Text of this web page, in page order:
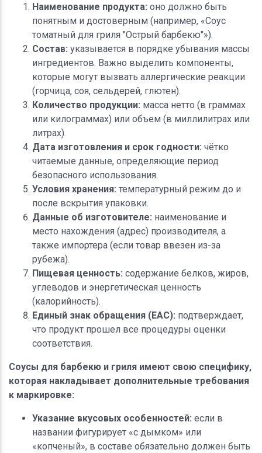
Наименование продукта: оно должно быть
понятным и достоверным (например, «Соус
томатный для гриля "Острый барбекю"»).
Состав: указывается в порядке убывания массы
ингредиентов. Важно выделить компоненты,
которые могут вызвать аллергические реакции
(горчица, соя, сельдерей, глютен).
Количество продукции: масса нетто (в граммах
или килограммах) или объем (в миллилитрах или
литрах).
Дата изготовления и срок годности: чётко
читаемые данные, определяющие период
безопасного использования.
Условия хранения: температурный режим до и
после вскрытия упаковки.
Данные об изготовителе: наименование и
место нахождения (адрес) производителя, а
также импортера (если товар ввезен из-за
рубежа).
Пищевая ценность: содержание белков, жиров,
углеводов и энергетическая ценность
(калорийность).
Единый знак обращения (ЕАС): подтверждает,
что продукт прошел все процедуры оценки
соответствия.
Соусы для барбекю и гриля имеют свою специфику,
которая накладывает дополнительные требования
к маркировке:
Указание вкусовых особенностей: если в
названии фигурирует «с дымком» или
«копченый», в составе обязательно должен быть